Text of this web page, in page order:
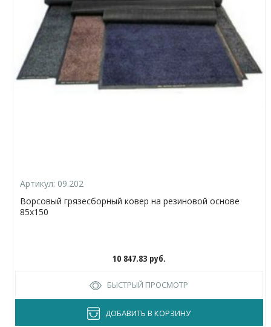
Артикул: 09.202
Ворсовый грязесборный ковер на резиновой основе
85х150
10 847.83 руб.
БЫСТРЫЙ ПРОСМОТР
ДОБАВИТЬ В КОРЗИНУ